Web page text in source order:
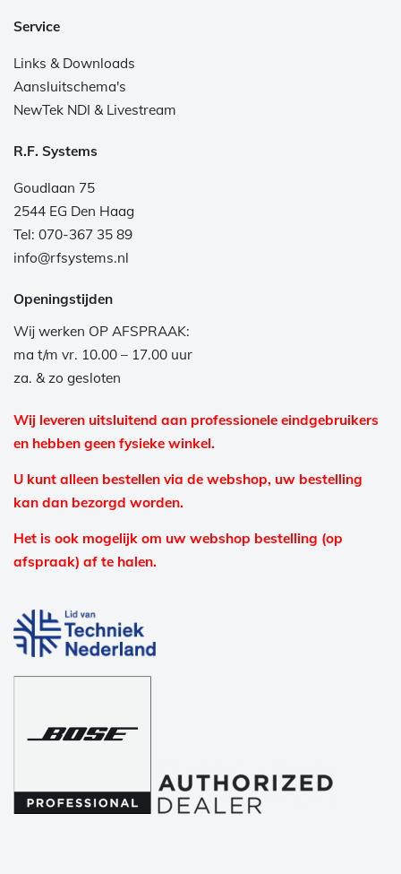
Service
Links & Downloads
Aansluitschema's
NewTek NDI & Livestream
R.F. Systems
Goudlaan 75
2544 EG Den Haag
Tel: 070-367 35 89
info@rfsystems.nl
Openingstijden
Wij werken OP AFSPRAAK:
ma t/m vr. 10.00 – 17.00 uur
za. & zo gesloten
Wij leveren uitsluitend aan professionele eindgebruikers
en hebben geen fysieke winkel.
U kunt alleen bestellen via de webshop, uw bestelling
kan dan bezorgd worden.
Het is ook mogelijk om uw webshop bestelling (op
afspraak) af te halen.